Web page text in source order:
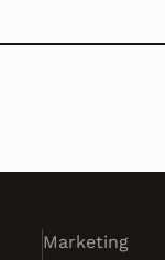
Marketing